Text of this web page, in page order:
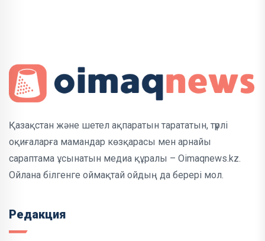
Қазақстан және шетел ақпаратын тарататын, түрлі
оқиғаларға мамандар көзқарасы мен арнайы
сараптама ұсынатын медиа құралы – Oimaqnews.kz.
Ойлана білгенге оймақтай ойдың да берері мол.
Редакция